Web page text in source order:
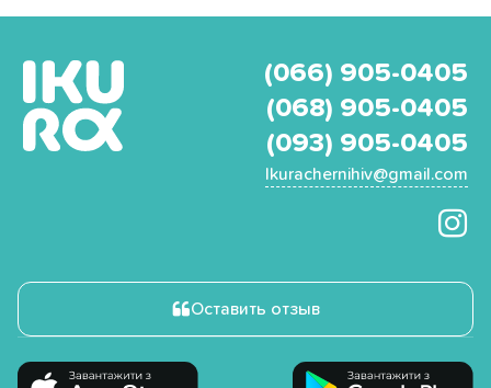
(066) 905-0405
(068) 905-0405
(093) 905-0405
Ikurachernihiv@gmail.com
Оставить отзыв